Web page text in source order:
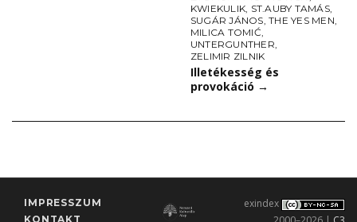
KWIEKULIK, ST.AUBY TAMÁS,
SUGÁR JÁNOS,THE YES MEN,
MILICA TOMIĆ,
UNTERGUNTHER,
ZELIMIR ZILNIK
Illetékesség és
provokáció →
IMPRESSZUM
KONTAKT
exindex